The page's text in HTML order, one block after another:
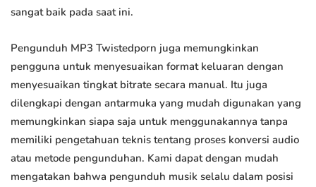
sangat baik pada saat ini.
Pengunduh MP3 Twistedporn juga memungkinkan
pengguna untuk menyesuaikan format keluaran dengan
menyesuaikan tingkat bitrate secara manual. Itu juga
dilengkapi dengan antarmuka yang mudah digunakan yang
memungkinkan siapa saja untuk menggunakannya tanpa
memiliki pengetahuan teknis tentang proses konversi audio
atau metode pengunduhan. Kami dapat dengan mudah
mengatakan bahwa pengunduh musik selalu dalam posisi